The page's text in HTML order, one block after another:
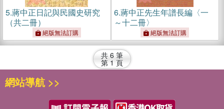
5.蔣中正日記與民國史研究
（共二冊）
絕版無法訂購
6.蔣中正先生年譜長編〈一
～十二冊〉
絕版無法訂購
共 6 筆
第 1 頁
網站導航 >>